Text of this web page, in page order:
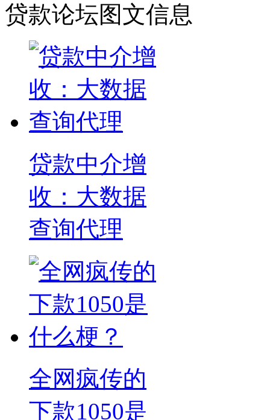
贷款论坛图文信息
贷款中介增
收：大数据
查询代理
全网疯传的
下款1050是